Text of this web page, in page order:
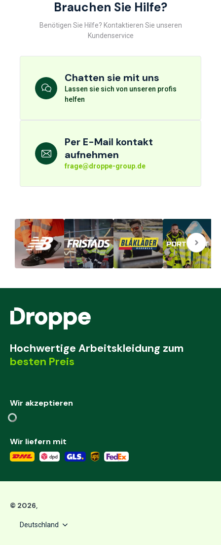
Brauchen Sie Hilfe?
Benötigen Sie Hilfe? Kontaktieren Sie unseren
Kundenservice
Chatten sie mit uns
Lassen sie sich von unseren profis
helfen
Per E-Mail kontakt
aufnehmen
frage@droppe-group.de
Hochwertige Arbeitskleidung zum
besten Preis
Wir akzeptieren
Wir liefern mit
© 2026,
Deutschland